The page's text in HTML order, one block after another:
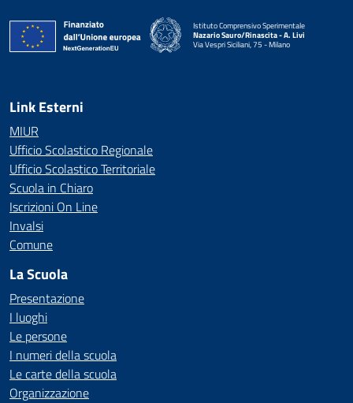
Istituto Comprensivo Sperimentale
Nazario Sauro/Rinascita - A. Livi
Via Vespri Siciliani, 75 - Milano
— Visita la pagina iniziale della scuola
Link Esterni
MIUR
Ufficio Scolastico Regionale
Ufficio Scolastico Territoriale
Scuola in Chiaro
Iscrizioni On Line
Invalsi
Comune
La Scuola
Presentazione
I luoghi
Le persone
I numeri della scuola
Le carte della scuola
Organizzazione